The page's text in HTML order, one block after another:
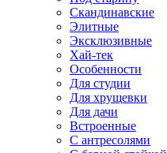
Скандинавские
Элитные
Эксклюзивные
Хай-тек
Особенности
Для студии
Для хрущевки
Для дачи
Встроенные
С антресолями